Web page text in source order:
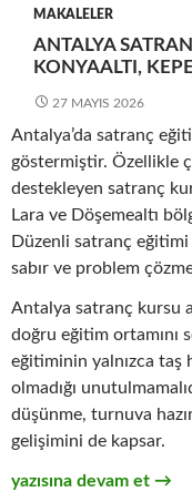
MAKALELER
ANTALYA
KONYAALTI,
27 MAYIS 2026
Antalya’da satranç
göstermiştir. Özellikle
destekleyen satranç
Lara ve Döşemealtı
Düzenli satranç
sabır ve problem
Antalya satranç kursu
doğru eğitim ortamını
eğitiminin yalnızca
olmadığı
düşünme, turnuva
gelişimini de kapsar.
Antalya Satranç
yazısına devam et →